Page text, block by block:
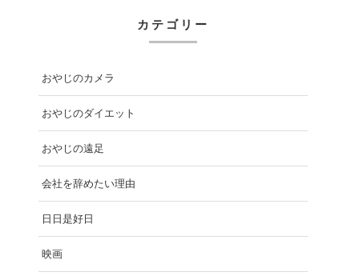
カテゴリー
おやじのカメラ
おやじのダイエット
おやじの遠足
会社を辞めたい理由
日日是好日
映画